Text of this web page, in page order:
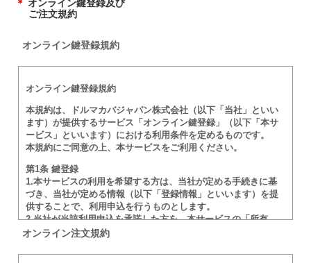
※鍵No.の頭文字アルファベットを選択すると下記からキーキャップカラ
ーをご指定頂けます。（PP頭文字と非接触ICチップ付は、ブラックのみ
ドリーダー登録作業が必要です。
※製造後のキャンセルはお受けできません。
ご注文合計本数
合計金額
円(税込)
＊ オンライン鍵登録及び
ご注文規約
オンライン鍵登録規約
オンライン鍵登録規約
本規約は、ドルマカバジャパン株式会社（以下「当社」といい
ます）が提供するサービス「オンライン鍵登録」（以下「本サ
ービス」といいます）における利用条件を定めるものです。
本規約にご同意の上、本サービスをご利用ください。
第1条 鍵登録
1.本サービスの利用を希望する方は、当社が定める手続きに基
づき、当社が定める情報（以下「登録情報」といいます）を提
供することで、利用申込を行うものとします。
2.当社が当該利用申込を承諾した方を、本サービスの「所有
者」とします。
相当の理由がある場合、当社は、当該利用申込を承諾しないこ
オンライン注文規約